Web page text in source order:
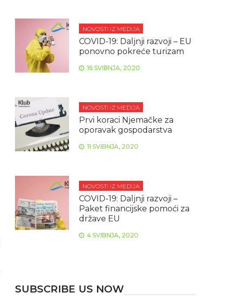
NOVOSTI IZ MEDIJA
COVID-19: Daljnji razvoji – EU
ponovno pokreće turizam
16 SVIBNJA, 2020
NOVOSTI IZ MEDIJA
Prvi koraci Njemačke za
oporavak gospodarstva
11 SVIBNJA, 2020
NOVOSTI IZ MEDIJA
COVID-19: Daljnji razvoji –
Paket financijske pomoći za
države EU
4 SVIBNJA, 2020
SUBSCRIBE US NOW